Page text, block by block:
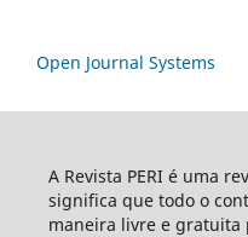
Open Journal Systems
A Revista PERI é uma
significa que todo o
maneira livre e gratuita